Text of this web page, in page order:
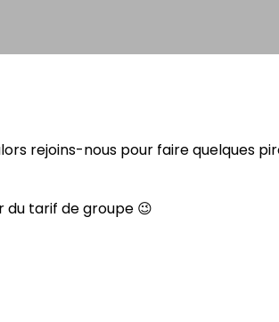
rejoins-nous pour faire quelques
du tarif de groupe 😉